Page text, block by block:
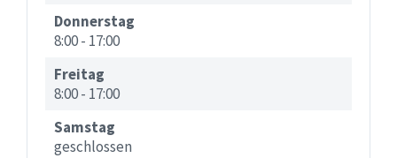
Donnerstag
8:00- 17:00
Freitag
8:00- 17:00
Samstag
geschlossen